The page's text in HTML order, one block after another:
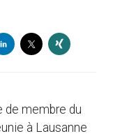
de membre du
à Lausanne